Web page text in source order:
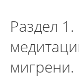
Раздел
мигрени.